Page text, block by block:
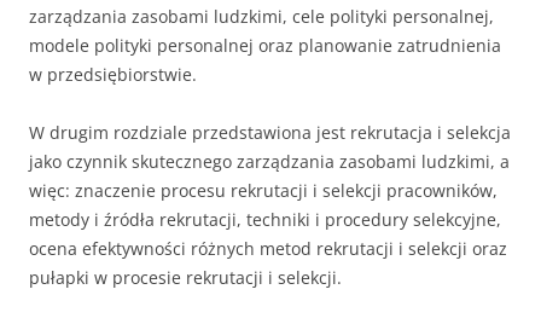
zarządzania zasobami ludzkimi, cele polityki personalnej,
modele polityki personalnej oraz planowanie zatrudnienia
w przedsiębiorstwie.
W drugim rozdziale przedstawiona jest rekrutacja i selekcja
jako czynnik skutecznego zarządzania zasobami ludzkimi, a
więc: znaczenie procesu rekrutacji i selekcji pracowników,
metody i źródła rekrutacji, techniki i procedury selekcyjne,
ocena efektywności różnych metod rekrutacji i selekcji oraz
pułapki w procesie rekrutacji i selekcji.